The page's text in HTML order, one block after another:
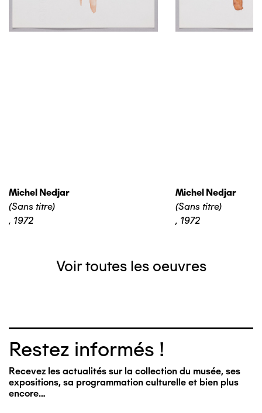
Michel Nedjar
(Sans titre)
, 1972
Michel Nedjar
(Sans titre)
, 1972
Voir toutes les oeuvres
Restez informés !
Recevez les actualités sur la collection du musée, ses
expositions, sa programmation culturelle et bien plus
encore…